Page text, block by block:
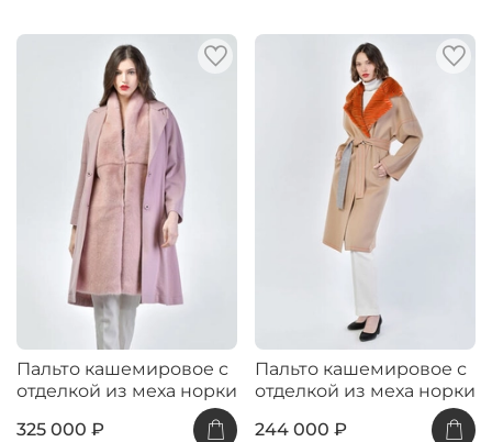
Пальто кашемировое с
отделкой из меха норки
325 000 ₽
Пальто кашемировое с
отделкой из меха норки
244 000 ₽